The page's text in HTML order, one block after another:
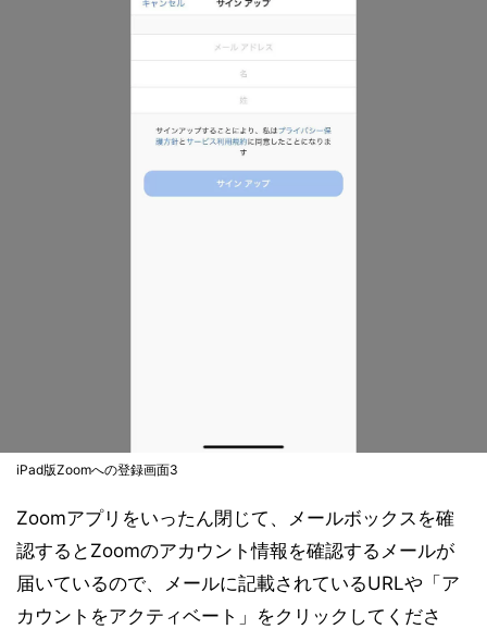
iPad版Zoomへの登録画面3
Zoomアプリをいったん閉じて、メールボックスを確
認するとZoomのアカウント情報を確認するメールが
届いているので、メールに記載されているURLや「ア
カウントをアクティベート」をクリックしてくださ